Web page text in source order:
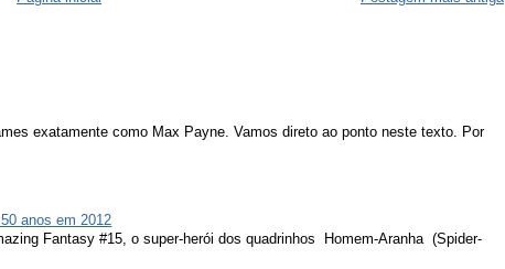
exatamente como Max Payne. Vamos direto ao ponto neste texto. Por
anos em 2012
Fantasy #15, o super-herói dos quadrinhos Homem-Aranha (Spider-